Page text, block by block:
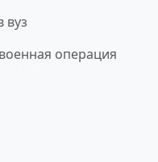
вуз
операция